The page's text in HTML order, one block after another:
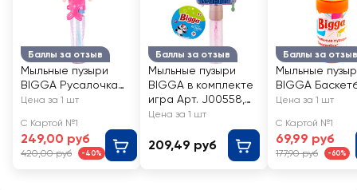
Баллы за отзыв
Мыльные пузыри
BIGGA Русалочка/
Робот, со
эффектами, Арт.
RL2401011, 40мл
Цена за 1 шт
С Картой №1
249,00 руб
420,00 руб -40%
Баллы за отзыв
Мыльные пузыри
BIGGA в комплекте
игра Арт. J00558,
40мл
Цена за 1 шт
209,49 руб
Баллы за отзыв
Мыльные
BIGGA
Цена за 1 шт
С Картой №1
69,99 руб
177,90 руб -60%